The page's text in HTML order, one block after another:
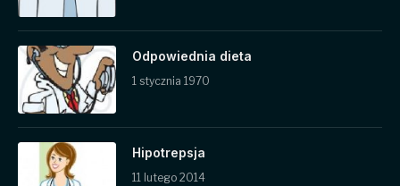
Odpowiednia dieta
1 stycznia 1970
Hipotrepsja
11 lutego 2014